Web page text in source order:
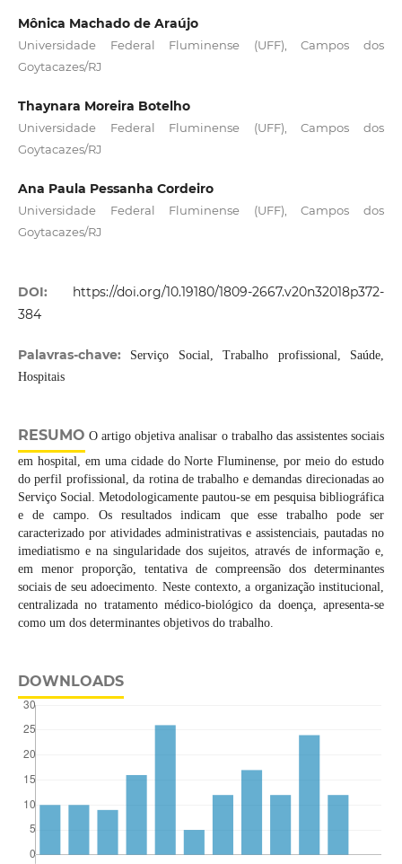
Mônica Machado de Araújo
Universidade Federal Fluminense (UFF), Campos dos
Goytacazes/RJ
Thaynara Moreira Botelho
Universidade Federal Fluminense (UFF), Campos dos
Goytacazes/RJ
Ana Paula Pessanha Cordeiro
Universidade Federal Fluminense (UFF), Campos dos
Goytacazes/RJ
DOI: https://doi.org/10.19180/1809-2667.v20n32018p372-
384
Palavras-chave:
Serviço Social, Trabalho profissional, Saúde,
Hospitais
RESUMO O artigo objetiva analisar o trabalho das assistentes sociais
em hospital, em uma cidade do Norte Fluminense, por meio do estudo
do perfil profissional, da rotina de trabalho e demandas direcionadas ao
Serviço Social. Metodologicamente pautou-se em pesquisa bibliográfica
e de campo. Os resultados indicam que esse trabalho pode ser
caracterizado por atividades administrativas e assistenciais, pautadas no
imediatismo e na singularidade dos sujeitos, através de informação e,
em menor proporção, tentativa de compreensão dos determinantes
sociais de seu adoecimento. Neste contexto, a organização institucional,
centralizada no tratamento médico-biológico da doença, apresenta-se
como um dos determinantes objetivos do trabalho.
DOWNLOADS